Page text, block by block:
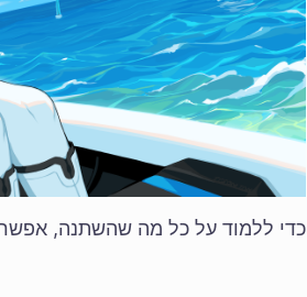
כדי ללמוד על כל מה שהשתנה, אפשר